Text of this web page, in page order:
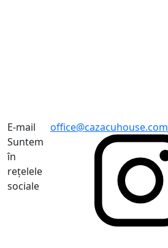
E-mail
office@cazacuhouse.com
Suntem
în
rețelele
sociale